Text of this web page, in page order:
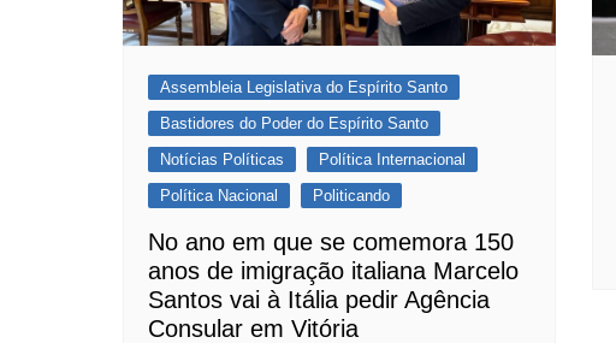
Assembleia Legislativa do Espírito Santo
Bastidores do Poder do Espírito Santo
Notícias Políticas
Política Internacional
Política Nacional
Politicando
No ano em que se comemora 150
anos de imigração italiana Marcelo
Santos vai à Itália pedir Agência
Consular em Vitória